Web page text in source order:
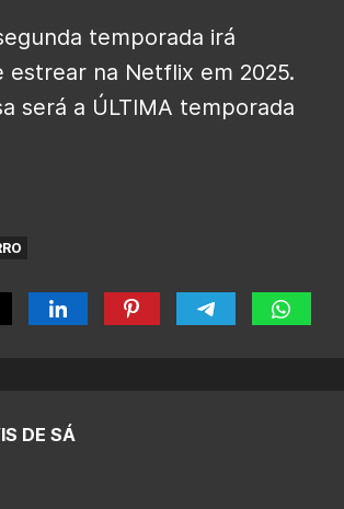
temporada irá
estrear na Netflix em 2025.
será a ÚLTIMA temporada
DE SÁ